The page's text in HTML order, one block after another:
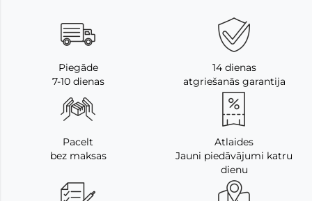
Piegāde
7-10 dienas
14 dienas
atgriešanās garantija
Pacelt
bez maksas
Atlaides
Jauni piedāvājumi katru
dienu